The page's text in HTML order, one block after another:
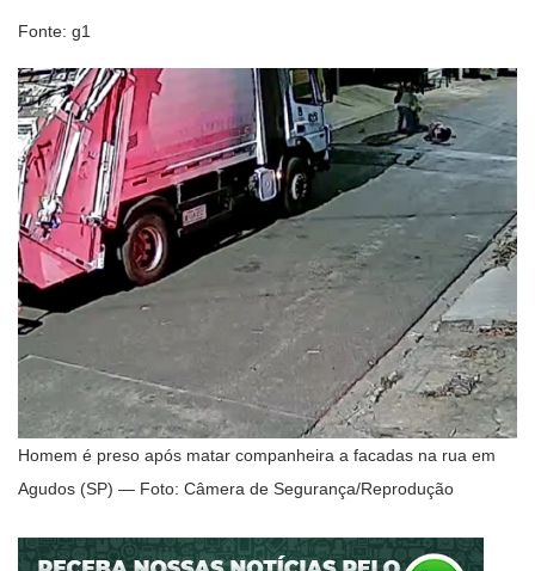
Fonte: g1
Homem é preso após matar companheira a facadas na rua em
Agudos (SP) — Foto: Câmera de Segurança/Reprodução